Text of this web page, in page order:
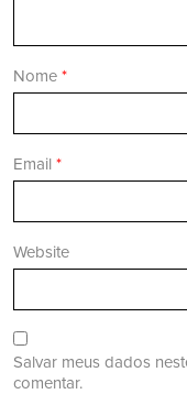
Nome *
Email *
Website
Salvar meus dados
comentar.